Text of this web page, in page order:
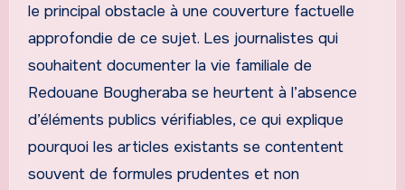
le principal obstacle à une couverture factuelle
approfondie de ce sujet. Les journalistes qui
souhaitent documenter la vie familiale de
Redouane Bougheraba se heurtent à l’absence
d’éléments publics vérifiables, ce qui explique
pourquoi les articles existants se contentent
souvent de formules prudentes et non